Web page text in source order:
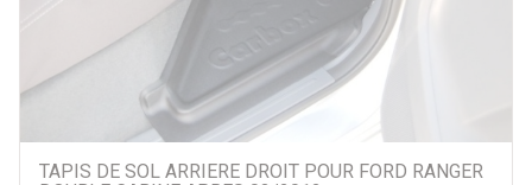
TAPIS DE SOL ARRIERE DROIT POUR FORD RANGER